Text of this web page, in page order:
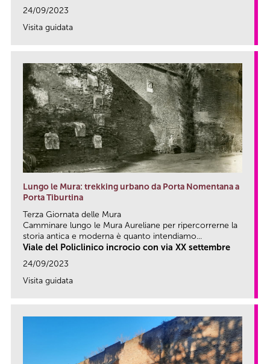
24/09/2023
Visita guidata
Lungo le Mura: trekking urbano da Porta Nomentana a
Porta Tiburtina
Terza Giornata delle Mura
Camminare lungo le Mura Aureliane per ripercorrerne la
storia antica e moderna è quanto intendiamo...
Viale del Policlinico incrocio con via XX settembre
24/09/2023
Visita guidata